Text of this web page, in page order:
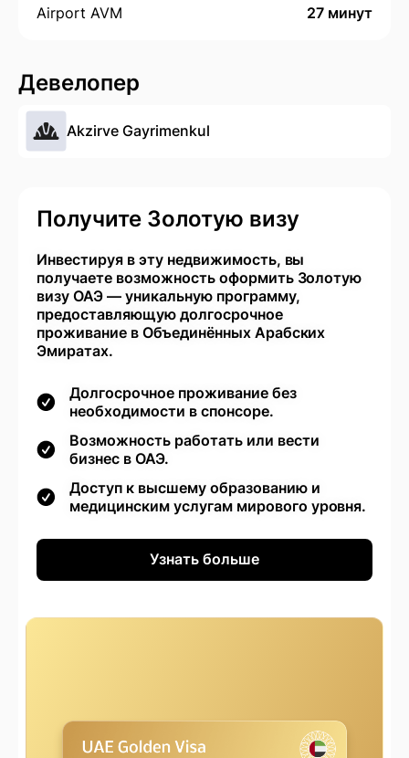
Airport AVM 27 минут
Девелопер
Akzirve Gayrimenkul
Получите Золотую визу
Инвестируя в эту недвижимость, вы
получаете возможность оформить Золотую
визу ОАЭ — уникальную программу,
предоставляющую долгосрочное
проживание в Объединённых Арабских
Эмиратах.
Долгосрочное проживание без
необходимости в спонсоре.
Возможность работать или вести
бизнес в ОАЭ.
Доступ к высшему образованию и
медицинским услугам мирового уровня.
Узнать больше